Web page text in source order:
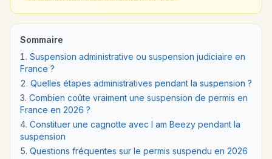
Sommaire
Suspension administrative ou suspension judiciaire en
France ?
Quelles étapes administratives pendant la suspension ?
Combien coûte vraiment une suspension de permis en
France en 2026 ?
Constituer une cagnotte avec I am Beezy pendant la
suspension
Questions fréquentes sur le permis suspendu en 2026